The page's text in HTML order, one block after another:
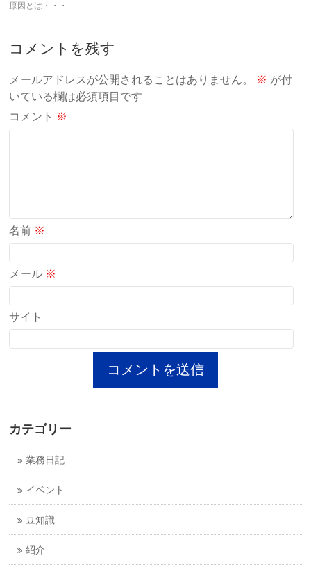
原因とは・・・
コメントを残す
メールアドレスが公開されることはありません。 ※ が付
いている欄は必須項目です
コメント ※
名前 ※
メール ※
サイト
カテゴリー
業務日記
イベント
豆知識
紹介